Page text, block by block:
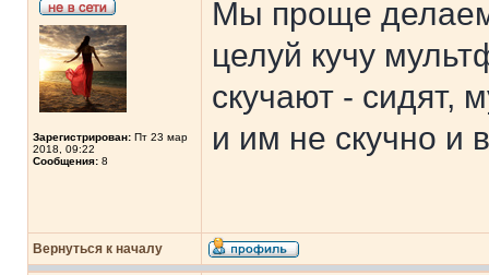
Зарегистрирован: Пт 23 мар
2018, 09:22
Сообщения: 8
Мы проще
целуй кучу
скучают - сидят,
и им не скучно и
Вернуться к началу